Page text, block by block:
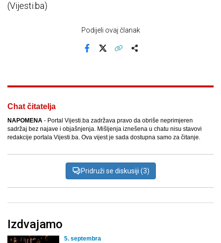
(Vijesti.ba)
Podijeli ovaj članak
Chat čitatelja
NAPOMENA - Portal Vijesti.ba zadržava pravo da obriše neprimjeren
sadržaj bez najave i objašnjenja. Mišljenja iznešena u chatu nisu stavovi
redakcije portala Vijesti.ba. Ova vijest je sada dostupna samo za čitanje.
Pridruži se diskusiji (3)
Izdvajamo
5. septembra